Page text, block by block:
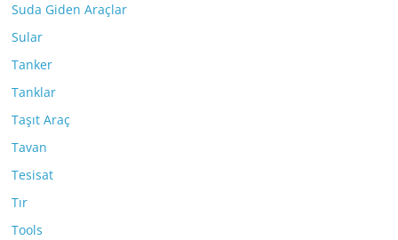
Suda Giden Araçlar
Sular
Tanker
Tanklar
Taşıt Araç
Tavan
Tesisat
Tır
Tools